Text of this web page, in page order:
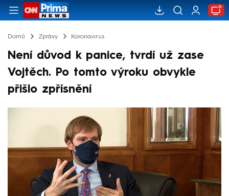
Domů Zprávy Koronavirus
Není důvod k panice, tvrdí už zase
Vojtěch. Po tomto výroku obvykle
přišlo zpřísnění